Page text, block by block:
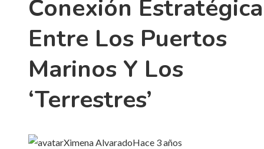
Conexión Estratégica
Entre Los Puertos
Marinos Y Los
‘terrestres’
Ximena AlvaradoHace 3 años